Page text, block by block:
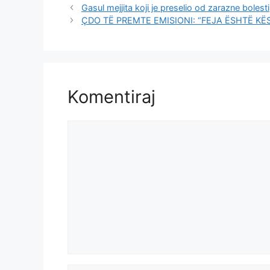
Gasul mejjita koji je preselio od zarazne bolesti
ÇDO TË PREMTE EMISIONI: “FEJA ËSHTË
Komentiraj